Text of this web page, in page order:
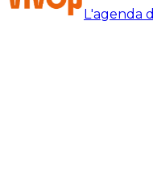
L'agenda